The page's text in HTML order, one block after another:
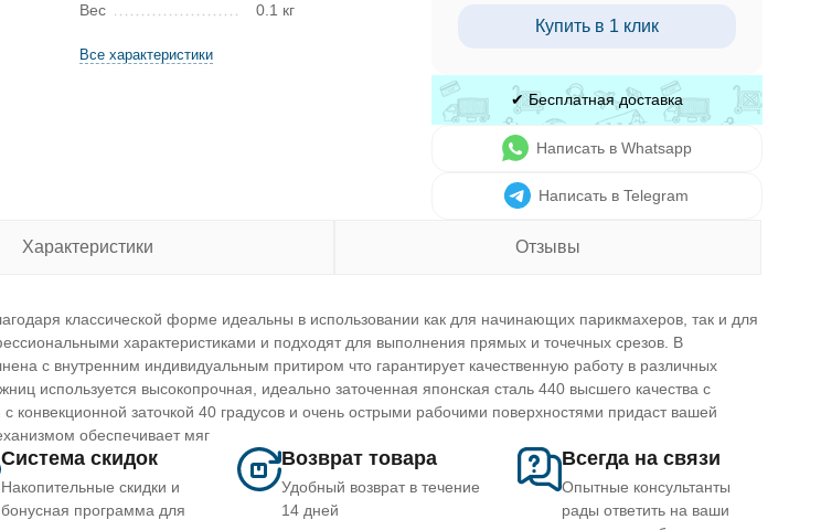
Вес
0.1 кг
Все характеристики
Купить в 1 клик
✔ Бесплатная доставка
Написать в Whatsapp
Написать в Telegram
Характеристики Отзывы
классической форме идеальны в использовании как для начинающих парикмахеров, так и для
характеристиками и подходят для выполнения прямых и точечных срезов. В
с внутренним индивидуальным притиром что гарантирует качественную работу в различных
используется высокопрочная, идеально заточенная японская сталь 440 высшего качества с
конвекционной заточкой 40 градусов и очень острыми рабочими поверхностями придаст вашей
обеспечивает мяг
Система скидок
Накопительные скидки и
бонусная программа для
Возврат товара
Удобный возврат в течение
14 дней
Всегда на связи
Опытные консультанты
рады ответить на ваши